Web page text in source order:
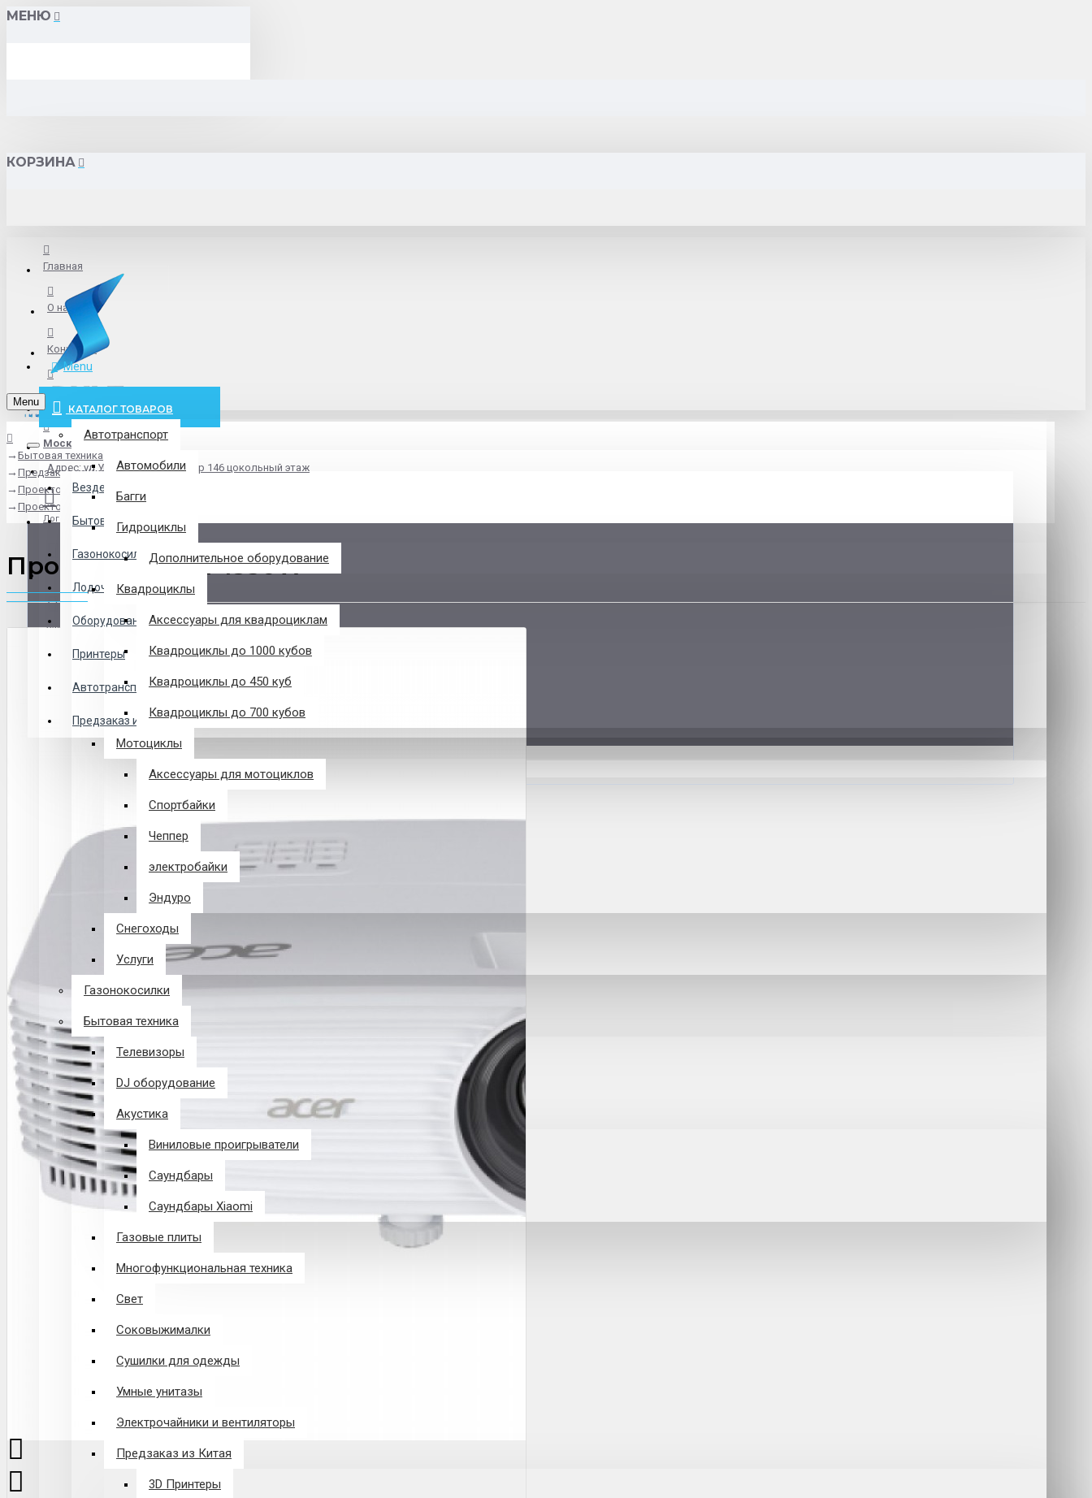
МЕНЮ
КОРЗИНА
Главная
О нас
Контакты
info@pxlt.ru
Москва
Адрес: ул.Угрешская дом 2, стр 146 цокольный этаж
Везде
Везде
Бытовая техника
Газонокосилки
Лодочные Моторы
Оборудование
Принтеры
Автотранспорт
Предзаказ из Китая
Логин
Регистрация
Закладки
0 товар(ов) - 0 р.
Menu
КАТАЛОГ ТОВАРОВ
Автотранспорт
Автомобили
Багги
Гидроциклы
Дополнительное оборудование
Квадроциклы
Аксессуары для квадроциклам
Квадроциклы до 1000 кубов
Квадроциклы до 450 куб
Квадроциклы до 700 кубов
Мотоциклы
Аксессуары для мотоциклов
Спортбайки
Чеппер
электробайки
Эндуро
Снегоходы
Услуги
Газонокосилки
Бытовая техника
Телевизоры
DJ оборудование
Акустика
Виниловые проигрыватели
Саундбары
Саундбары Xiaomi
Газовые плиты
Многофункциональная техника
Свет
Соковыжималки
Сушилки для одежды
Умные унитазы
Электрочайники и вентиляторы
Предзаказ из Китая
3D Принтеры
Menu
Бытовая техника
Предзаказ из Китая
Проекторы
Проектор Acer P1350W
Проектор Acer P1350W